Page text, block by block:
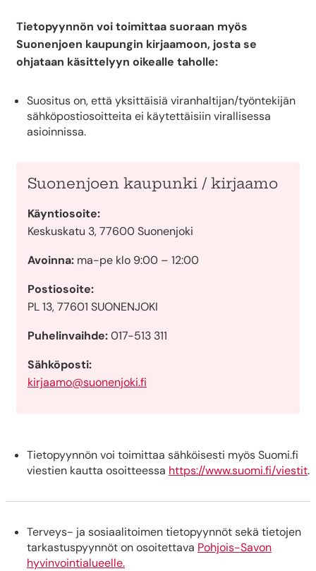
Tietopyynnön voi toimittaa suoraan myös
Suonenjoen kaupungin kirjaamoon, josta se
ohjataan käsittelyyn oikealle taholle:
Suositus on, että yksittäisiä viranhaltijan/työntekijän
sähköpostiosoitteita ei käytettäisiin virallisessa
asioinnissa.
Suonenjoen kaupunki / kirjaamo
Käyntiosoite:
Keskuskatu 3, 77600 Suonenjoki
Avoinna: ma-pe klo 9:00 – 12:00
Postiosoite:
PL 13, 77601 SUONENJOKI
Puhelinvaihde:017-513 311
Sähköposti:
kirjaamo@suonenjoki.fi
Tietopyynnön voi toimittaa sähköisesti myös Suomi.fi
viestien kautta osoitteessa https://www.suomi.fi/viestit.
Terveys- ja sosiaalitoimen tietopyynnöt sekä tietojen
tarkastuspyynnöt on osoitettava Pohjois-Savon
hyvinvointialueelle.